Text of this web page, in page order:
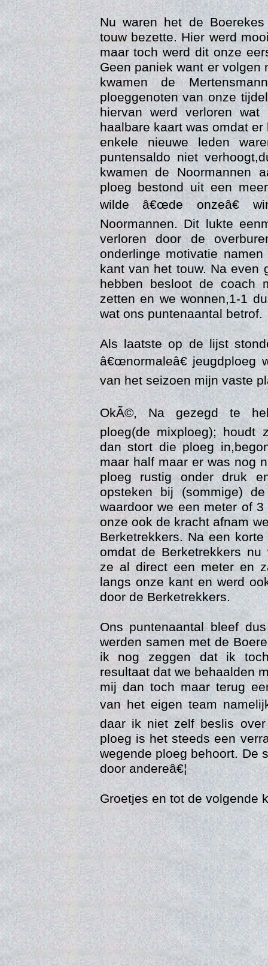
Nu waren het de
touw bezette. Hier werd
maar toch werd dit onze
Geen paniek want er volgen
kwamen de
ploeggenoten van onze
hiervan werd verloren
haalbare kaart was omdat
enkele nieuwe leden
puntensaldo niet
kwamen de Noormannen
ploeg bestond uit een
wilde â€œde onzeâ€
Noormannen. Dit lukte
verloren door de
onderlinge motivatie
kant van het touw. Na even
hebben besloot de coach
zetten en we wonnen,1-1
wat ons puntenaantal betrof.
Als laatste op de lijst
â€œnormaleâ€
van het seizoen mijn vaste
OkÃ©, Na gezegd te
ploeg(de mixploeg); houdt
dan stort die ploeg
maar half maar er was nog
ploeg rustig onder druk
opsteken bij (sommige)
waardoor we een meter of
onze ook de kracht afnam
Berketrekkers. Na een
omdat de Berketrekkers
ze al direct een meter en
langs onze kant en werd
door de Berketrekkers.
Ons puntenaantal bleef
werden samen met de
ik nog zeggen dat ik
resultaat dat we behaalden
mij dan toch maar terug
van het eigen team
daar ik niet zelf beslis
ploeg is het steeds een
wegende ploeg behoort. De
door andereâ€¦
Groetjes en tot de volgende